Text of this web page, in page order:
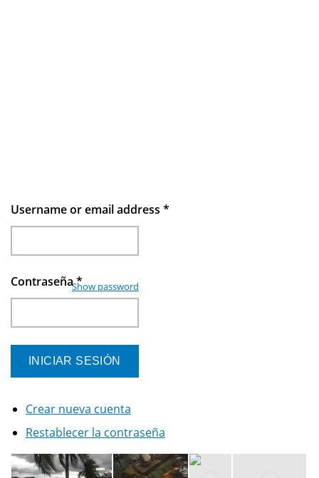
Username or email address *
Contraseña*
Show password
Crear nueva cuenta
Restablecer la contraseña